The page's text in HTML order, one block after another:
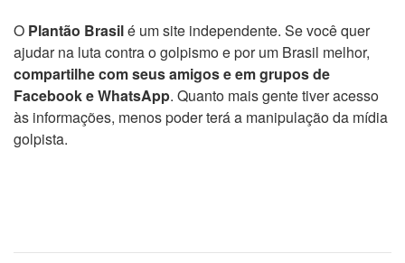
O Plantão Brasilé um site independente. Se você quer
ajudar na luta contra o golpismo e por um Brasil melhor,
compartilhe com seus amigos e em grupos de
Facebook e WhatsApp. Quanto mais gente tiver acesso
às informações, menos poder terá a manipulação da mídia
golpista.